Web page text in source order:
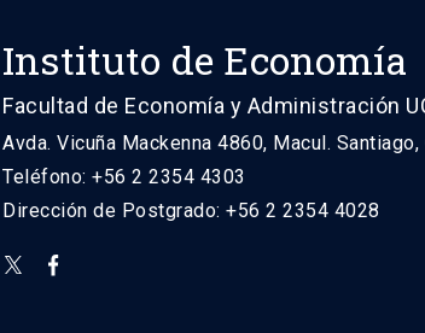
Instituto de Economía
Facultad de Economía y Administración
Avda. Vicuña Mackenna 4860, Macul. Santiago,
Teléfono: +56 2 2354 4303
Dirección de Postgrado: +56 2 2354 4028